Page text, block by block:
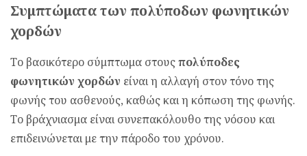
Συμπτώματα των πολύποδων φωνητικών
χορδών
Το βασικότερο σύμπτωμα στουςπολύποδες
φωνητικών χορδών είναι η αλλαγή στον τόνο της
φωνής του ασθενούς, καθώς και η κόπωση της φωνής.
Το βράχνιασμα είναι συνεπακόλουθο της νόσου και
επιδεινώνεται με την πάροδο του χρόνου.